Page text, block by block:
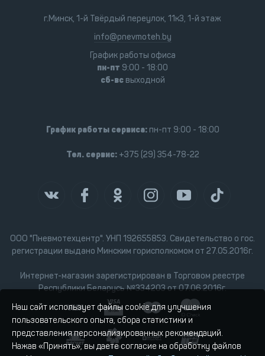
ООО "Пневмотехцентр". УНП 192655853. Свидетельство о гос.
регистрации выдано Минским горисполкомом от 27.05.2016г.
Интернет-магазин зарегистрирован в Торговом реестре
Республики Беларусь №334203 от 07.06.2016г.
г.Минск, 1-й Твёрдый переулок, 11к3, 1-й этаж
info@pnevmoteh.by
График работы офиса
пн-пт 9:00 - 18:00
сб-всвыходной
График работы сервиса:пн-пт 9:00 - 18:00
Тел. сервис:+375 (29) 354-78-22
Наш сайт использует файлы cookie для улучшения
пользовательского опыта, сбора статистики и
представления персонализированных рекомендаций.
Нажав «Принять», вы даете согласие на обработку файлов